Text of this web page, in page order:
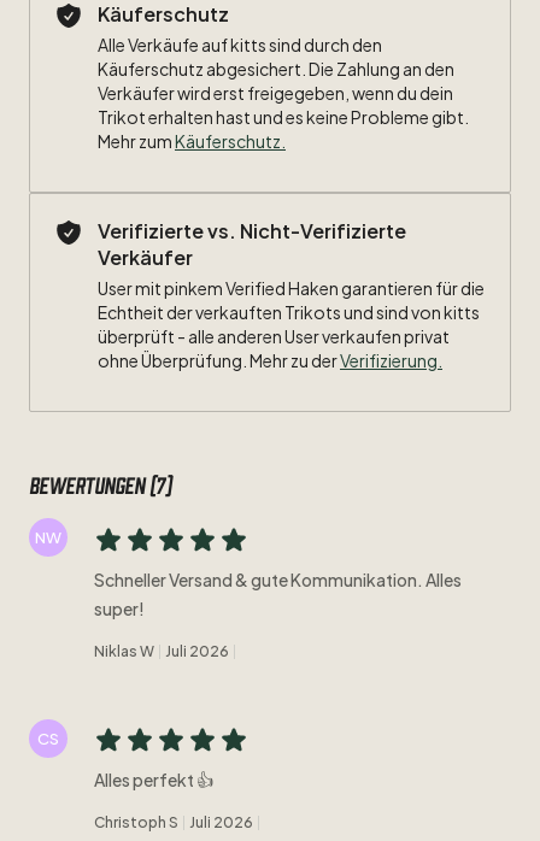
Größe: L
Zustand:9​/​10
Beflockung:#10Can
Besonderheiten:BundesligaPatch
Käuferschutz
Alle Verkäufe auf kitts sind durch den
Käuferschutz abgesichert. Die Zahlung an den
Verkäufer wird erst freigegeben, wenn du dein
Trikot erhalten hast und es keine Probleme gibt.
Mehr zumKäuferschutz
Verifizierte vs. Nicht-Verifizierte
Verkäufer
User mit pinkem Verified Haken garantieren für die
Echtheit der verkauften Trikots und sind von kitts
überprüft - alle anderen User verkaufen privat
ohne Überprüfung. Mehr zu derVerifizierung.
Bewertungen (7)
NW
Schneller Versand & gute Kommunikation. Alles
super!
Niklas W Juli 2026
CS
Alles perfekt 👍
Christoph S Juli 2026